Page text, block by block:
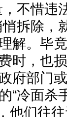
不惜违
拆除，
解。毕
时，也
府部门
“冷面杀
他们往